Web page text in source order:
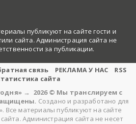
публикуют на сайте гости и
сайта. Администрация сайта не
за публикации.
связь РЕКЛАМА У НАС
RSS
сайта
→ 2026© Мы транслируем с
Создано и разработано для
Все материалы публикуют на сайте
Администрация сайта не несет